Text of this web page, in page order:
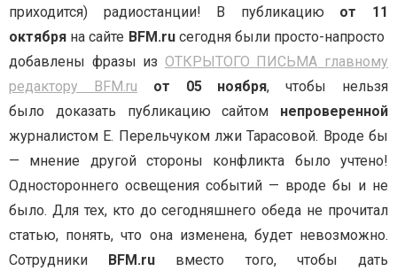
приходится) радиостанции! В публикацию от 11
октября на сайте BFM.ruсегодня были просто-напросто
добавлены фразы из ОТКРЫТОГО ПИСЬМА главному
редактору BFM.ru
от 05 ноября, чтобы нельзя
было доказать публикацию сайтом непроверенной
журналистом Е. Перельчуком лжи Тарасовой. Вроде бы
— мнение другой стороны конфликта было учтено!
Одностороннего освещения событий — вроде бы и не
было. Для тех, кто до сегодняшнего обеда не прочитал
статью, понять, что она изменена, будет невозможно.
Сотрудники BFM.ru вместо того, чтобы дать